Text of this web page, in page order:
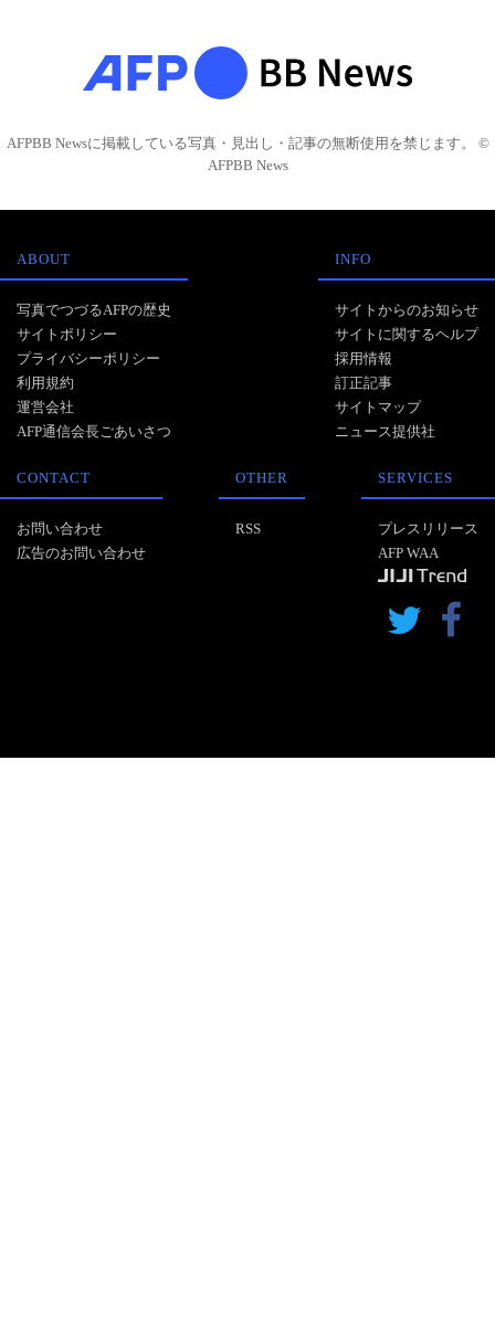
AFPBB Newsに掲載している写真・見出し・記事の無断使用を禁じます。 ©
AFPBB News
ABOUT
写真でつづるAFPの歴史
サイトポリシー
プライバシーポリシー
利用規約
運営会社
AFP通信会長ごあいさつ
INFO
サイトからのお知らせ
サイトに関するヘルプ
採用情報
訂正記事
サイトマップ
ニュース提供社
CONTACT
お問い合わせ
広告のお問い合わせ
OTHER
RSS
SERVICES
プレスリリース
AFP WAA